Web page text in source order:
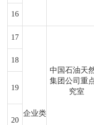
16
17
企业类
中国石油天
集团公司重
究室
18
19
20